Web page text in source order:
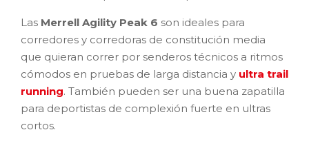
Las Merrell Agility Peak 6 son ideales para
corredores y corredoras de constitución media
que quieran correr por senderos técnicos a ritmos
cómodos en pruebas de larga distancia y ultra trail
running. También pueden ser una buena zapatilla
para deportistas de complexión fuerte en ultras
cortos.